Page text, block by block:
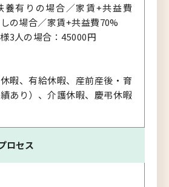
養有りの場合／家賃+共益費
の場合／家賃+共益費70%
3人の場合：45000円
暇、有給休暇、産前産後・育
あり）、介護休暇、慶弔休暇
ロセス